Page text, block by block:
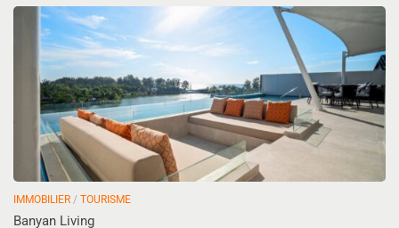
IMMOBILIER / TOURISME
Banyan Living